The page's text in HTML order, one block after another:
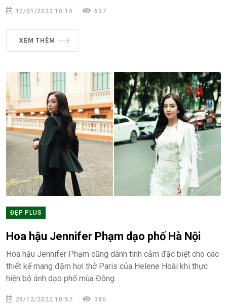
10/01/2023 10:14 637
XEM THÊM
ĐẸP PLUS
Hoa hậu Jennifer Phạm dạo phố Hà Nội
Hoa hậu Jennifer Phạm cũng dành tình cảm đặc biệt cho các
thiết kế mang đậm hơi thở Paris của Helene Hoài khi thực
hiện bộ ảnh dạo phố mùa Đông.
29/12/2022 10:57 380